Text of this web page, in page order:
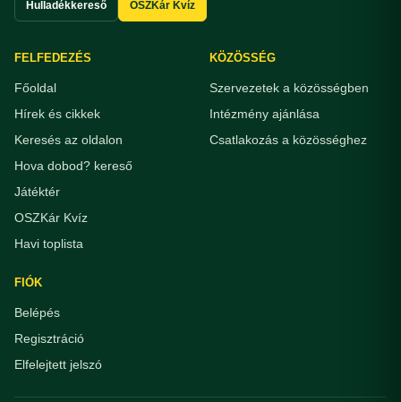
Hulladékkereső OSZKár Kvíz
FELFEDEZÉS
Főoldal
Hírek és cikkek
Keresés az oldalon
Hova dobod? kereső
Játéktér
OSZKár Kvíz
Havi toplista
KÖZÖSSÉG
Szervezetek a közösségben
Intézmény ajánlása
Csatlakozás a közösséghez
FIÓK
Belépés
Regisztráció
Elfelejtett jelszó